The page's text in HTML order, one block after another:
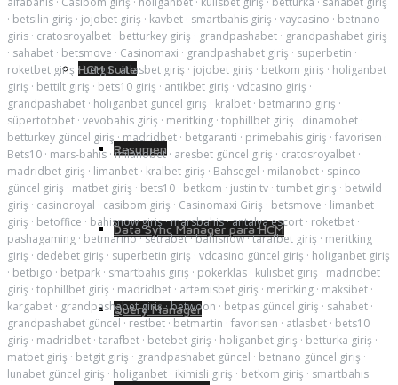
HCM Suite
Resumen
Data Sync Manager para HCM
Query Manager
· betsilin giriş · jojobet giriş · kavbet · smartbahis giriş · vaycasino · betnano
giris · cratosroyalbet · betturkey giriş · grandpashabet · grandpashabet giriş
· sahabet · betsmove · Casinomaxi · grandpashabet giriş · superbetin ·
roketbet giriş ·betgit·atlasbet giriş · jojobet giriş · betkom giriş · holiganbet
giriş · bettilt giriş · bets10 giriş · antikbet giriş · vdcasino giriş ·
grandpashabet · holiganbet güncel giriş · kralbet · betmarino giriş ·
süpertotobet · vevobahis giriş · meritking · tophillbet giriş · dinamobet ·
betturkey güncel giriş · madridbet · betgaranti · primebahis giriş · favorisen ·
Bets10 · mars-bahis ·milanobet· aresbet güncel giriş · cratosroyalbet ·
madridbet giriş · limanbet · kralbet giriş · Bahsegel · milanobet · spinco
güncel giriş · matbet giriş · bets10 · betkom · justin tv · tumbet giriş · betwild
giriş · casinoroyal · casibom giriş · Casinomaxi Giriş · betsmove · limanbet
giriş · betoffice · bahisnow giriş·marsbahis·antalya escort · roketbet ·
pashagaming · betmarino·setrabet·bahisnow·tarafbet giriş · meritking
giriş · dedebet giriş · superbetin giriş · vdcasino güncel giriş · holiganbet giriş
· betbigo · betpark · smartbahis giriş · pokerklas · kulisbet giriş · madridbet
giriş · tophillbet giriş · madridbet · artemisbet giriş · meritking · maksibet ·
kargabet · grandpashabet giriş·betwoon · betpas güncel giriş · sahabet ·
grandpashabet güncel · restbet · betmartin · favorisen · atlasbet · bets10
giriş · madridbet · tarafbet · betebet giriş · holiganbet giriş · betturka giriş ·
matbet giriş · betgit giriş · grandpashabet güncel · betnano güncel giriş ·
lunabet güncel giriş · holiganbet · ikimisli giriş · betkom giriş · smartbahis